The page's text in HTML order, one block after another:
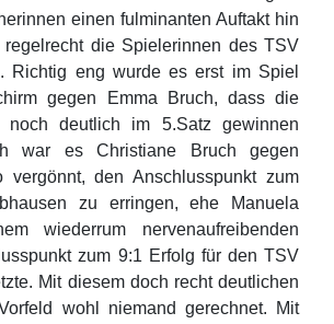
einen fulminanten Auftakt hin
regelrecht die Spielerinnen des TSV
Richtig eng wurde es erst im Spiel
gegen Emma Bruch, dass die
noch deutlich im 5.Satz gewinnen
war es Christiane Bruch gegen
vergönnt, den Anschlusspunkt zum
zu erringen, ehe Manuela
wiederrum nervenaufreibenden
zum 9:1 Erfolg für den TSV
Mit diesem doch recht deutlichen
wohl niemand gerechnet. Mit